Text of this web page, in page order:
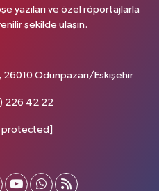
yazıları ve özel röportajlarla
şekilde ulaşın.
26010 Odunpazarı/Eskişehir
226 42 22
protected]